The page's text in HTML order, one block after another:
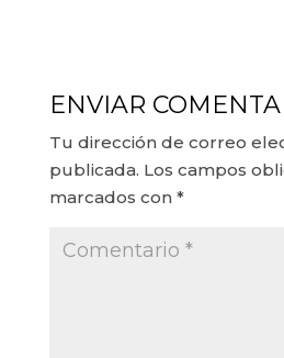
ENVIAR
Tu dirección de correo
publicada. Los campos
marcados con *